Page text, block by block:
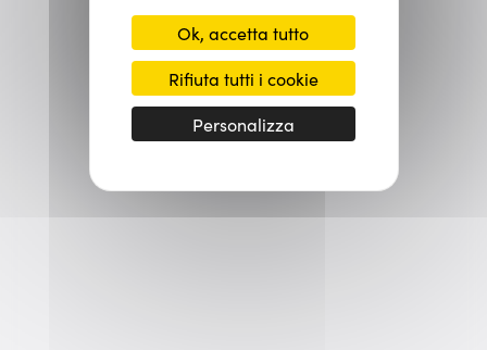
Ok, accetta tutto
Rifiuta tutti i cookie
Personalizza